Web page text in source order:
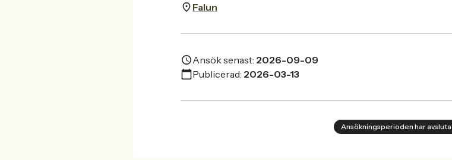
Falun
Ansök senast: 2026-09-09
Publicerad: 2026-03-13
Ansökningsperioden har